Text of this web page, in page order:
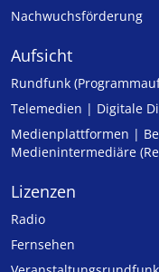
Nachwuchsförderung
Aufsicht
Rundfunk
Telemedien | Digitale
Medienplattformen |
Medienintermediäre
Lizenzen
Radio
Fernsehen